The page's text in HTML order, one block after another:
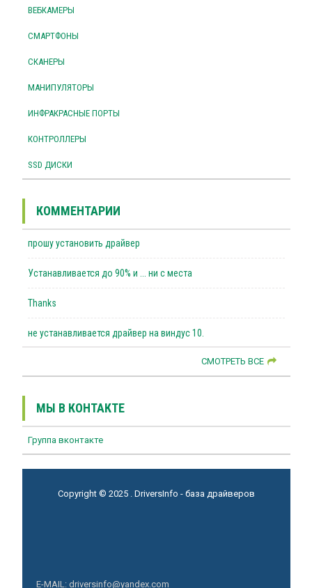
ВЕБКАМЕРЫ
СМАРТФОНЫ
СКАНЕРЫ
МАНИПУЛЯТОРЫ
ИНФРАКРАСНЫЕ ПОРТЫ
КОНТРОЛЛЕРЫ
SSD ДИСКИ
КОММЕНТАРИИ
прошу установить драйвер
Устанавливается до 90% и ... ни с места
Thanks
не устанавливается драйвер на виндус 10.
СМОТРЕТЬ ВСЕ
МЫ В КОНТАКТЕ
Группа вконтакте
Copyright © 2025 . DriversInfo - база драйверов
E-MAIL: driversinfo@yandex.com